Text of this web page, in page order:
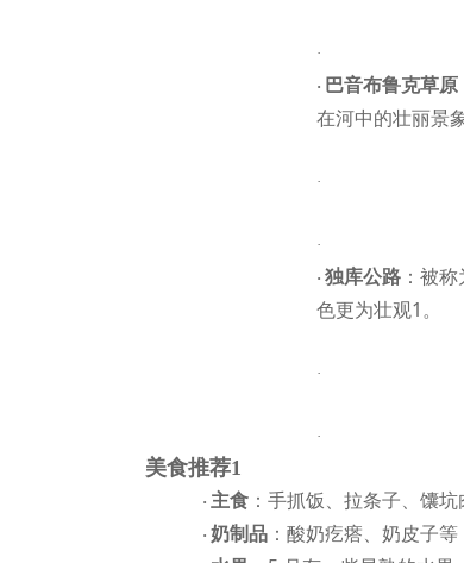
·
· 巴音布鲁克草原
在河中的壮丽景象
·
·
· 独库公路 ：被称
色更为壮观1。
·
·
美食推荐1
· 主食 ：手抓饭、拉条子、馕
· 奶制品 ：酸奶疙瘩、奶皮子